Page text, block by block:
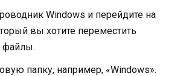
Windows и перейдите на
вы хотите переместить
файлы.
папку, например, «Windows».